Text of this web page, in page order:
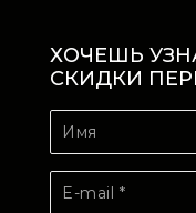
ХОЧЕШЬ
СКИДКИ